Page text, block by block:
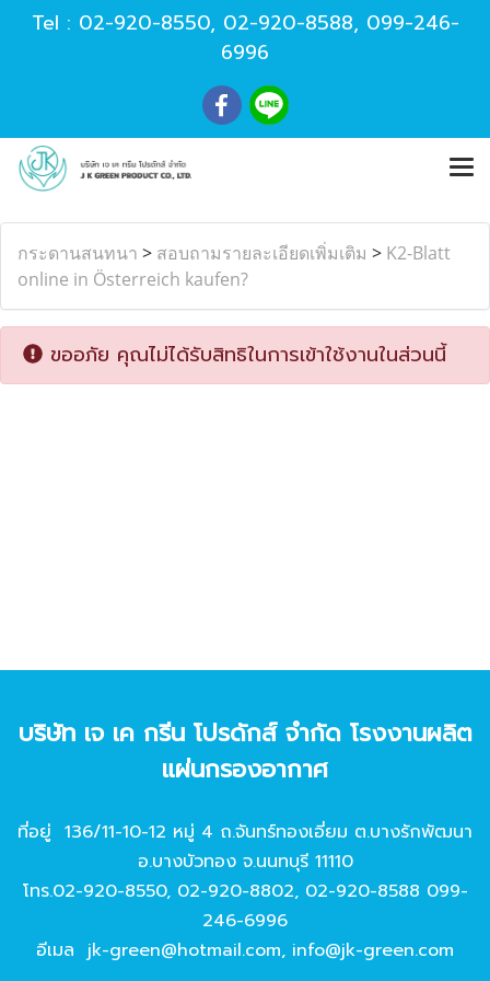
Tel : 02-920-8550, 02-920-8588, 099-246-
6996
กระดานสนทนา > สอบถามรายละเอียดเพิ่มเติม > K2-Blatt
online in Österreich kaufen?
ขออภัย คุณไม่ได้รับสิทธิในการเข้าใช้งานในส่วนนี้
บริษัท เจ เค กรีน โปรดักส์ จํากัด โรงงานผลิต
แผ่นกรองอากาศ
ที่อยู่ 136/11-10-12 หมู่ 4 ถ.จันทร์ทองเอี่ยม ต.บางรักพัฒนา
อ.บางบัวทอง จ.นนทบุรี 11110
โทร.02-920-8550, 02-920-8802, 02-920-8588 099-
246-6996
อีเมล jk-green@hotmail.com, info@jk-green.com